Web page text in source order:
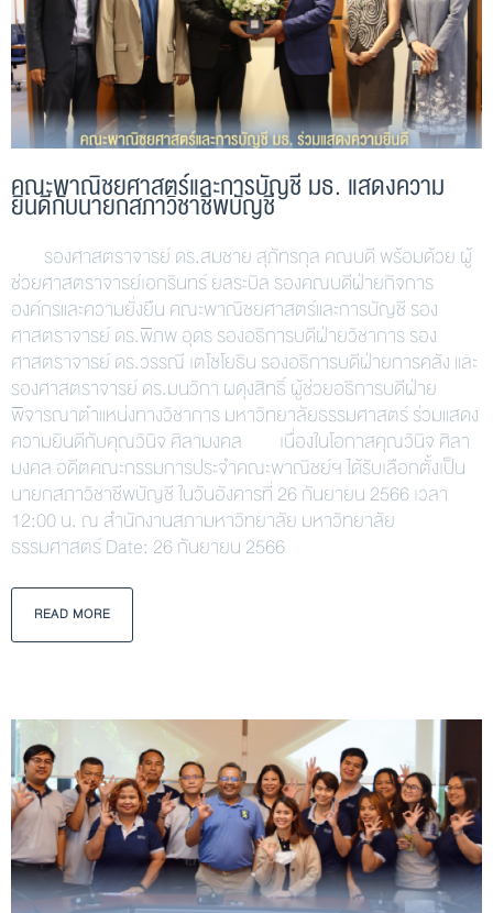
คณะพาณิชยศาสตร์และการบัญชี มธ. แสดงความ
ยินดีกับนายกสภาวิชาชีพบัญชี
รองศาสตราจารย์ ดร.สมชาย สุภัทรกุล คณบดี พร้อมด้วย ผู้
ช่วยศาสตราจารย์เอกรินทร์ ยลระบิล รองคณบดีฝ่ายกิจการ
องค์กรและความยั่งยืน คณะพาณิชยศาสตร์และการบัญชี รอง
ศาสตราจารย์ ดร.พิภพ อุดร รองอธิการบดีฝ่ายวิชาการ รอง
ศาสตราจารย์ ดร.วรรณี เตโชโยธิน รองอธิการบดีฝ่ายการคลัง และ
รองศาสตราจารย์ ดร.มนวิกา ผดุงสิทธิ์ ผู้ช่วยอธิการบดีฝ่าย
พิจารณาตําแหน่งทางวิชาการ มหาวิทยาลัยธรรมศาสตร์ ร่วมแสดง
ความยินดีกับคุณวินิจ ศิลามงคล เนื่องในโอกาสคุณวินิจ ศิลา
มงคล อดีตคณะกรรมการประจำคณะพาณิชย์ฯ ได้รับเลือกตั้งเป็น
นายกสภาวิชาชีพบัญชี ในวันอังคารที่ 26 กันยายน 2566 เวลา
12:00 น. ณ สำนักงานสภามหาวิทยาลัย มหาวิทยาลัย
ธรรมศาสตร์ Date: 26 กันยายน 2566
READ MORE